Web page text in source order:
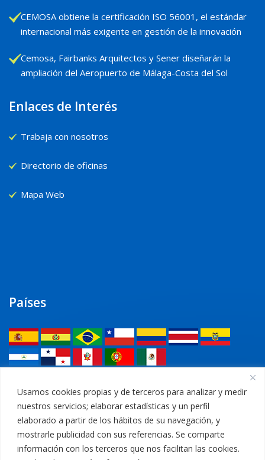
Usamos cookies propias y de terceros para analizar y medir
nuestros servicios; elaborar estadísticas y un perfil
elaborado a partir de los hábitos de su navegación, y
mostrarle publicidad con sus referencias. Se comparte
información con los terceros que nos facilitan las cookies.
CEMOSA obtiene la certificación ISO 56001, el estándar
internacional más exigente en gestión de la innovación
Cemosa, Fairbanks Arquitectos y Sener diseñarán la
ampliación del Aeropuerto de Málaga-Costa del Sol
Enlaces de Interés
Trabaja con nosotros
Directorio de oficinas
Mapa Web
Países
Legal
Política de privacidad
Aviso Legal